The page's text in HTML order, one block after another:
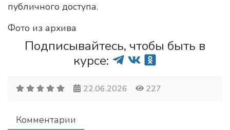
публичного доступа.
Фото из архива
Подписывайтесь, чтобы быть в
курсе:
22.06.2026 227
Комментарии